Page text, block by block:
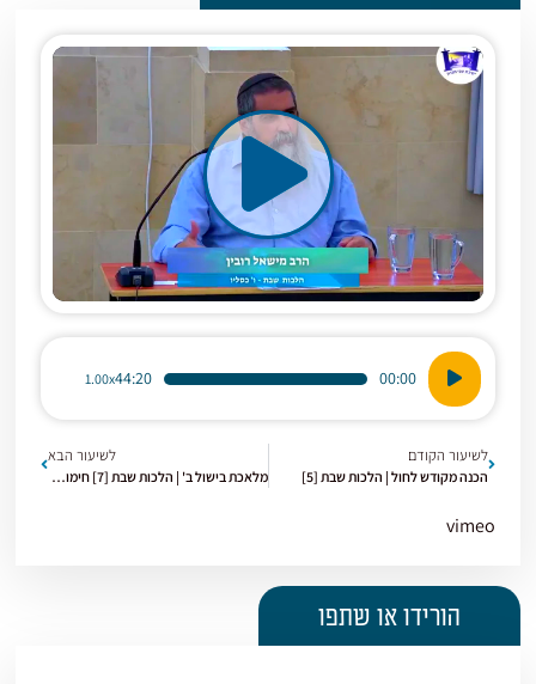
נגן
אודיו
00:00
44:20
1.00x
לשיעור הקודם
הכנה מקודש לחול | הלכות שבת [5]
לשיעור הבא
מלאכת בישול ב' | הלכות שבת [7] חימום מאכלים בשבת
vimeo
הורידו או שתפו